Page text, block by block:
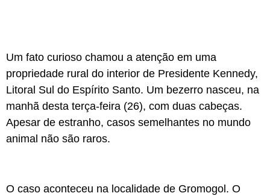
Um fato curioso chamou a atenção em uma
propriedade rural do interior de Presidente Kennedy,
Litoral Sul do Espírito Santo. Um bezerro nasceu, na
manhã desta terça-feira (26), com duas cabeças.
Apesar de estranho, casos semelhantes no mundo
animal não são raros.
O caso aconteceu na localidade de Gromogol. O